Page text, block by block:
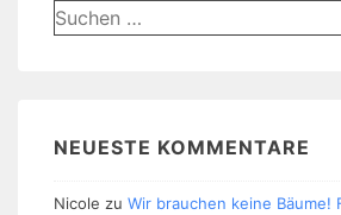
Suchen
nach:
NEUESTE KOMMENTARE
Nicole zu Wir brauchen keine Bäume!